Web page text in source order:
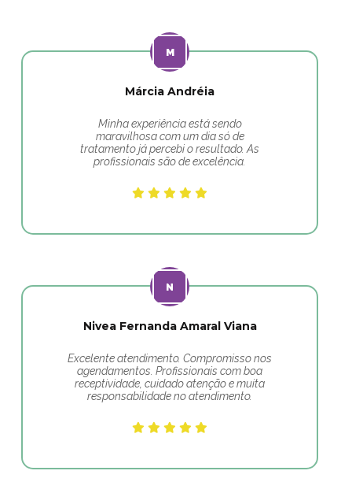
Márcia Andréia
Minha experiência está sendo
maravilhosa com um dia só de
tratamento já percebi o resultado. As
profissionais são de excelência.
Nivea Fernanda Amaral Viana
Excelente atendimento. Compromisso nos
agendamentos. Profissionais com boa
receptividade, cuidado atenção e muita
responsabilidade no atendimento.